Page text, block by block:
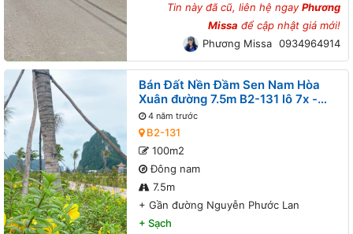
Tin này đã cũ, liên hệ ngayPhương
Missa để cập nhật giá mới!
Phương Missa 0934964914
Bán Đất Nền Đầm Sen Nam Hòa
Xuân đường 7.5m B2-131 lô 7x -
Gần đường Nguyễn Phước Lan
4 năm trước
B2-131
100m2
Đông nam
7.5m
+ Gần đường Nguyễn Phước Lan
+ Sạch